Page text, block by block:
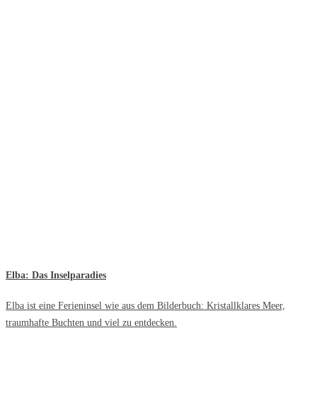
Elba: Das Inselparadies
Elba ist eine Ferieninsel wie aus dem Bilderbuch: Kristallklares Meer,
traumhafte Buchten und viel zu entdecken.